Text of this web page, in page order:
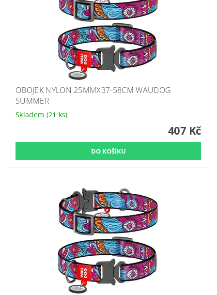
OBOJEK NYLON 25MMX37-58CM WAUDOG
SUMMER
Skladem (21 ks)
407 Kč